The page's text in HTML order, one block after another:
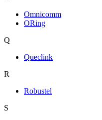
Omnicomm
ORing
Q
Queclink
R
Robustel
S